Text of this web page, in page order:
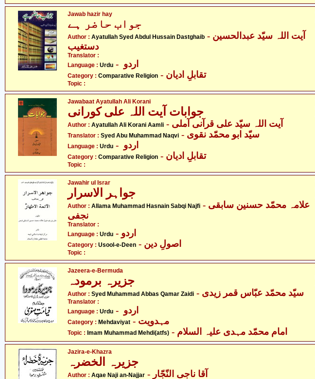
Jawab hazir hay
Author : Ayatullah Syed Abdul Hussain Dastghaib - آیت اللہ سیّد عبدالحسین
دستغیب
Translator :
Language : Urdu
Category : Comparative Religion - تقابلِ ادیان
Topic :
Jawabaat Ayatullah Ali Korani
Author : Ayatullah Ali Korani Aamli - آیت اللہ سیّد علی قرآنی آملی
Translator : Syed Abu Muhammad Naqvi - سیّد ابو محمّد نقوی
Language : Urdu
Category : Comparative Religion - تقابلِ ادیان
Topic :
Jawahir ul Israr
جواہر الاسرار
Author : Allama Muhammad Hasnain Sabqi Najfi - علامہ محمّد حسنین سابقی
نجفی
Translator :
Language : Urdu - اردو
Category : Usool-e-Deen - اصولِ دین
Topic :
Jazeera-e-Bermuda
Author : Syed Muhammad Abbas Qamar Zaidi
Translator :
Language : Urdu
Category : Mehdaviyat - مہدویت
Topic : Imam Muhammad Mehdi(atfs) - امام محمّد مہدی علیہ السلام
Jazira-e-Khazra
جزیرہ الخضرہ
Author : Aqae Naji an-Najjar